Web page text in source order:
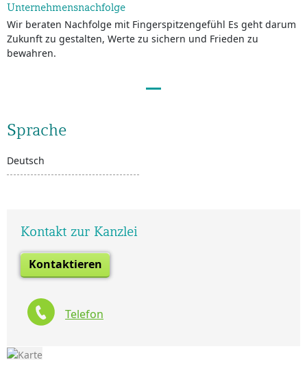
Unternehmensnachfolge
Wir beraten Nachfolge mit Fingerspitzengefühl Es geht darum
Zukunft zu gestalten, Werte zu sichern und Frieden zu
bewahren.
Sprache
Deutsch
Kontakt zur Kanzlei
Kontaktieren
Telefon